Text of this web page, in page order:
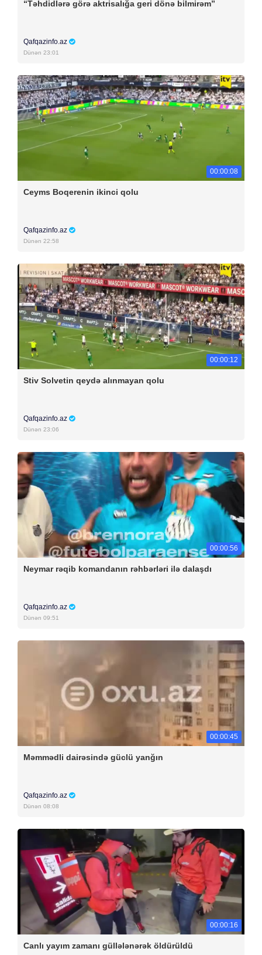
“Təhdidlərə görə aktrisalığa geri dönə bilmirəm”
Qafqazinfo.az
Dünən 23:01
00:00:08
Ceyms Boqerenin ikinci qolu
Qafqazinfo.az
Dünən 22:58
00:00:12
Stiv Solvetin qeydə alınmayan qolu
Qafqazinfo.az
Dünən 23:06
00:00:56
Neymar rəqib komandanın rəhbərləri ilə dalaşdı
Qafqazinfo.az
Dünən 09:51
00:00:45
Məmmədli dairəsində güclü yanğın
Qafqazinfo.az
Dünən 08:08
00:00:16
Canlı yayım zamanı güllələnərək öldürüldü